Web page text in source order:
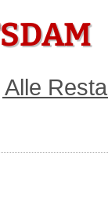
Alle